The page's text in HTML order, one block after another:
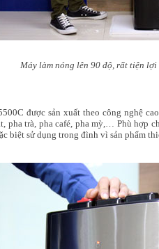
Máy làm nóng lên 90 độ, rất tiện lợi
được sản xuất theo công nghệ
pha trà, pha café, pha mỳ,… Phù hợp
biệt sử dụng trong đình vì sản phẩm